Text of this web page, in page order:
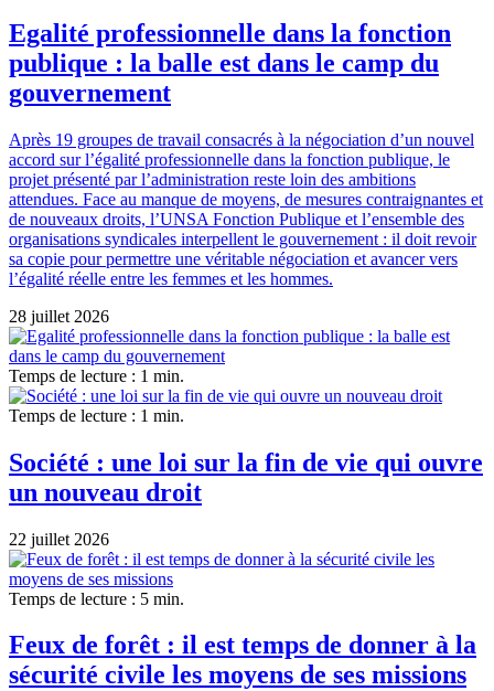
Egalité professionnelle dans la fonction
publique : la balle est dans le camp du
gouvernement
Après 19 groupes de travail consacrés à la négociation d’un nouvel
accord sur l’égalité professionnelle dans la fonction publique, le
projet présenté par l’administration reste loin des ambitions
attendues. Face au manque de moyens, de mesures contraignantes et
de nouveaux droits, l’UNSA Fonction Publique et l’ensemble des
organisations syndicales interpellent le gouvernement : il doit revoir
sa copie pour permettre une véritable négociation et avancer vers
l’égalité réelle entre les femmes et les hommes.
28 juillet 2026
Temps de lecture : 1 min.
Temps de lecture : 1 min.
Société : une loi sur la fin de vie qui ouvre
un nouveau droit
22 juillet 2026
Temps de lecture : 5 min.
Feux de forêt : il est temps de donner à la
sécurité civile les moyens de ses missions